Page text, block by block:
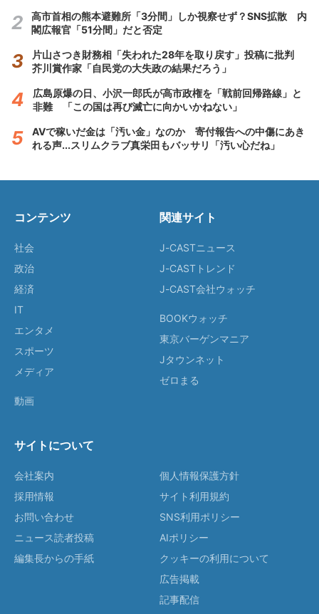
高市首相の熊本避難所「3分間」しか視察せず？SNS拡散 内
閣広報官「51分間」だと否定
片山さつき財務相「失われた28年を取り戻す」投稿に批判
芥川賞作家「自民党の大失政の結果だろう」
広島原爆の日、小沢一郎氏が高市政権を「戦前回帰路線」と
非難 「この国は再び滅亡に向かいかねない」
AVで稼いだ金は「汚い金」なのか 寄付報告への中傷にあき
れる声...スリムクラブ真栄田もバッサリ「汚い心だね」
コンテンツ
社会
政治
経済
IT
エンタメ
スポーツ
メディア
動画
関連サイト
J-CASTニュース
J-CASTトレンド
J-CAST会社ウォッチ
BOOKウォッチ
東京バーゲンマニア
Jタウンネット
ゼロまる
サイトについて
会社案内
採用情報
お問い合わせ
ニュース読者投稿
編集長からの手紙
個人情報保護方針
サイト利用規約
SNS利用ポリシー
AIポリシー
クッキーの利用について
広告掲載
記事配信